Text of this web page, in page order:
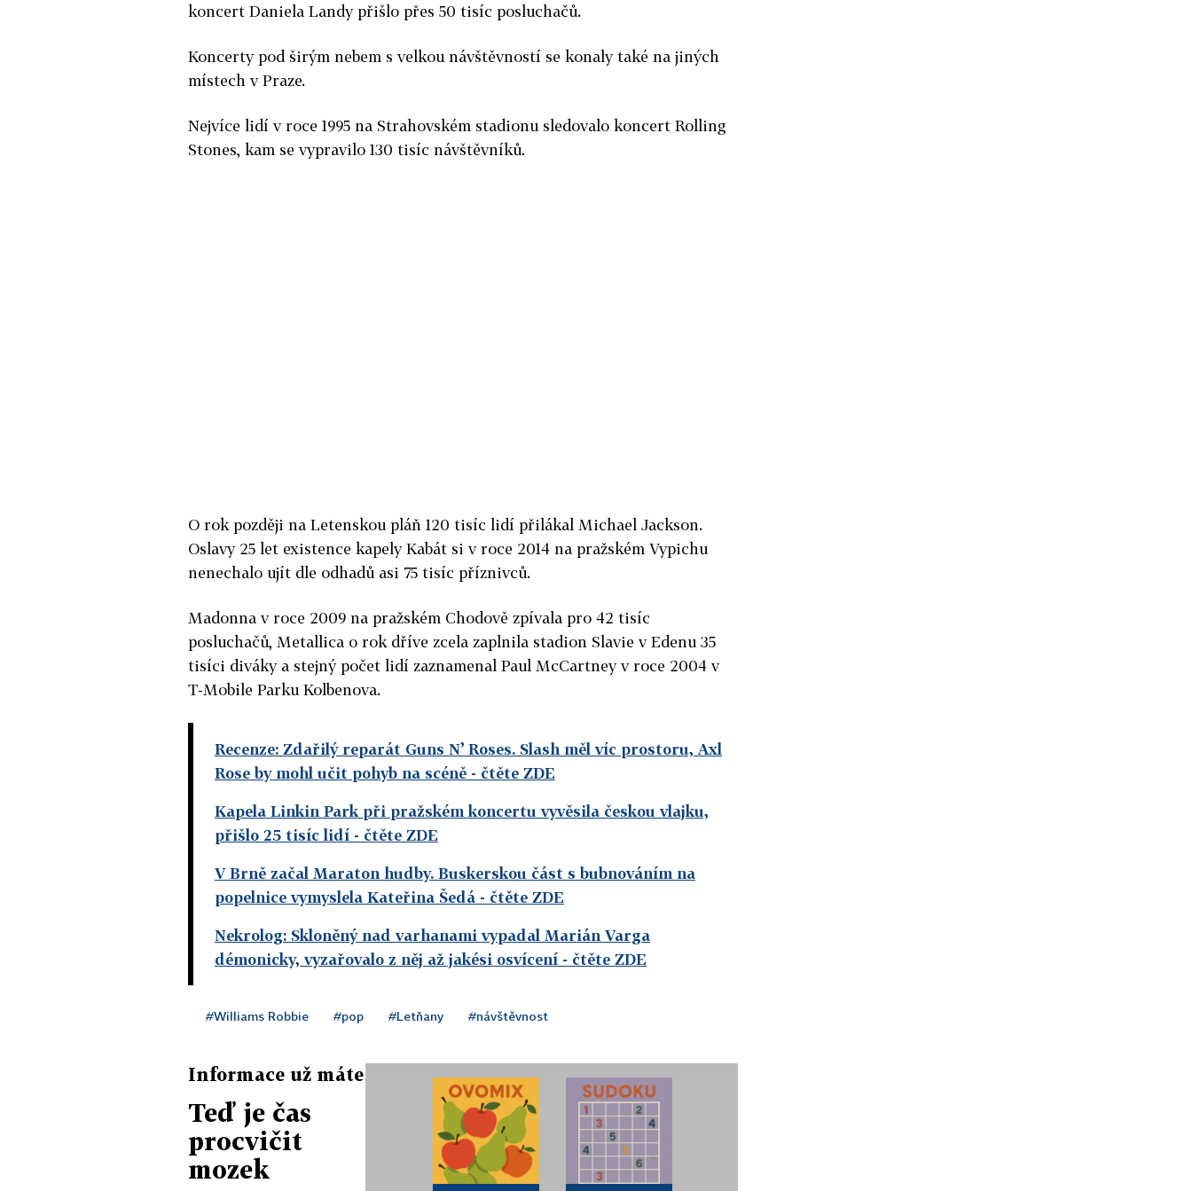
koncert Daniela Landy přišlo přes 50 tisíc posluchačů.
Koncerty pod širým nebem s velkou návštěvností se konaly také na jiných
místech v Praze.
Nejvíce lidí v roce 1995 na Strahovském stadionu sledovalo koncert Rolling
Stones, kam se vypravilo 130 tisíc návštěvníků.
O rok později na Letenskou pláň 120 tisíc lidí přilákal Michael Jackson.
Oslavy 25 let existence kapely Kabát si v roce 2014 na pražském Vypichu
nenechalo ujít dle odhadů asi 75 tisíc příznivců.
Madonna v roce 2009 na pražském Chodově zpívala pro 42 tisíc
posluchačů, Metallica o rok dříve zcela zaplnila stadion Slavie v Edenu 35
tisíci diváky a stejný počet lidí zaznamenal Paul McCartney v roce 2004 v
T-Mobile Parku Kolbenova.
Recenze: Zdařilý reparát Guns N’ Roses. Slash měl víc prostoru, Axl
Rose by mohl učit pohyb na scéně - čtěte ZDE
Kapela Linkin Park při pražském koncertu vyvěsila českou vlajku,
přišlo 25 tisíc lidí - čtěte ZDE
V Brně začal Maraton hudby. Buskerskou část s bubnováním na
popelnice vymyslela Kateřina Šedá - čtěte ZDE
Nekrolog: Skloněný nad varhanami vypadal Marián Varga
démonicky, vyzařovalo z něj až jakési osvícení - čtěte ZDE
#Williams Robbie #pop #Letňany #návštěvnost
Informace už máte
Teď je čas
procvičit
mozek